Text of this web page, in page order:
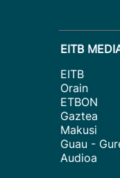
EITB
EITB
Orain
ETBON
Gaztea
Makusi
Guau -
Audioa